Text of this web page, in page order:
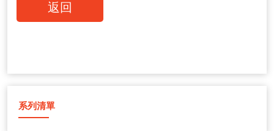
返回
系列清單